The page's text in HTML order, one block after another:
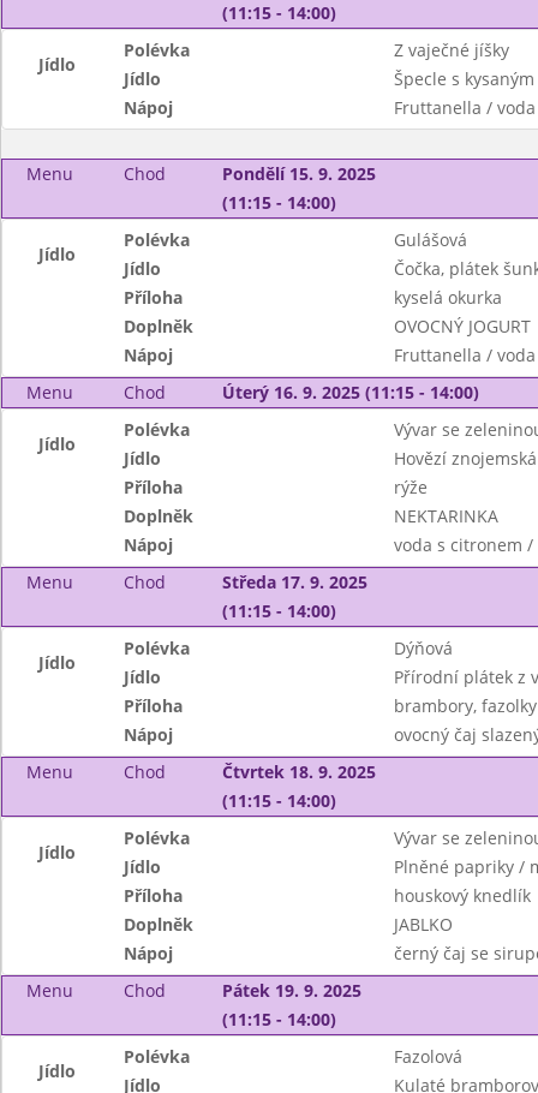
(11:15 - 14:00)
Jídlo
Polévka
Z vaječné jíšky
Jídlo
Špecle s
Nápoj
Fruttanella / voda
Menu Chod
Pondělí 15. 9. 2025
(11:15 - 14:00)
Jídlo
Polévka
Gulášová
Jídlo
Čočka, plátek
Příloha
kyselá okurka
Doplněk
OVOCNÝ JOGURT
Nápoj
Fruttanella / voda
Menu
Chod Úterý 16. 9. 2025 (11:15 - 14:00)
Jídlo
Polévka
Vývar se
Jídlo
Hovězí znojemská
Příloha
rýže
Doplněk
NEKTARINKA
Nápoj
voda s citronem
Menu
Chod
Středa 17. 9. 2025
(11:15 - 14:00)
Jídlo
Polévka
Dýňová
Jídlo
Přírodní plátek z
Příloha
brambory,
Nápoj
ovocný čaj
Menu
Chod
Čtvrtek 18. 9. 2025
(11:15 - 14:00)
Jídlo
Polévka
Vývar se
Jídlo
Plněné papriky /
Příloha
houskový knedlík
Doplněk
JABLKO
Nápoj
černý čaj se
Menu
Chod
Pátek 19. 9. 2025
(11:15 - 14:00)
Jídlo
Polévka
Fazolová
Jídlo
Kulaté